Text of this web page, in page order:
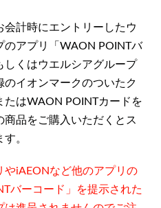
会計時にエントリーしたウ
のアプリ「WAON POINTバ
しくはウエルシアグループ
のイオンマークのついたク
たはWAON POINTカードを
商品をご購入いただくとス
。
やiAEONなど他のアプリの
バーコード」を提示された